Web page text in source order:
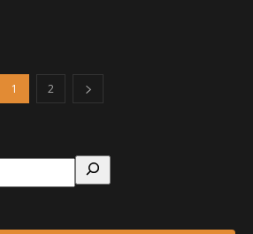
1 2